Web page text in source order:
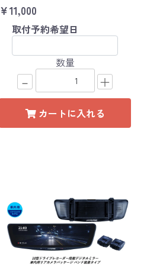
￥11,000
取付予約希望日
数量
－ ＋
カートに入れる